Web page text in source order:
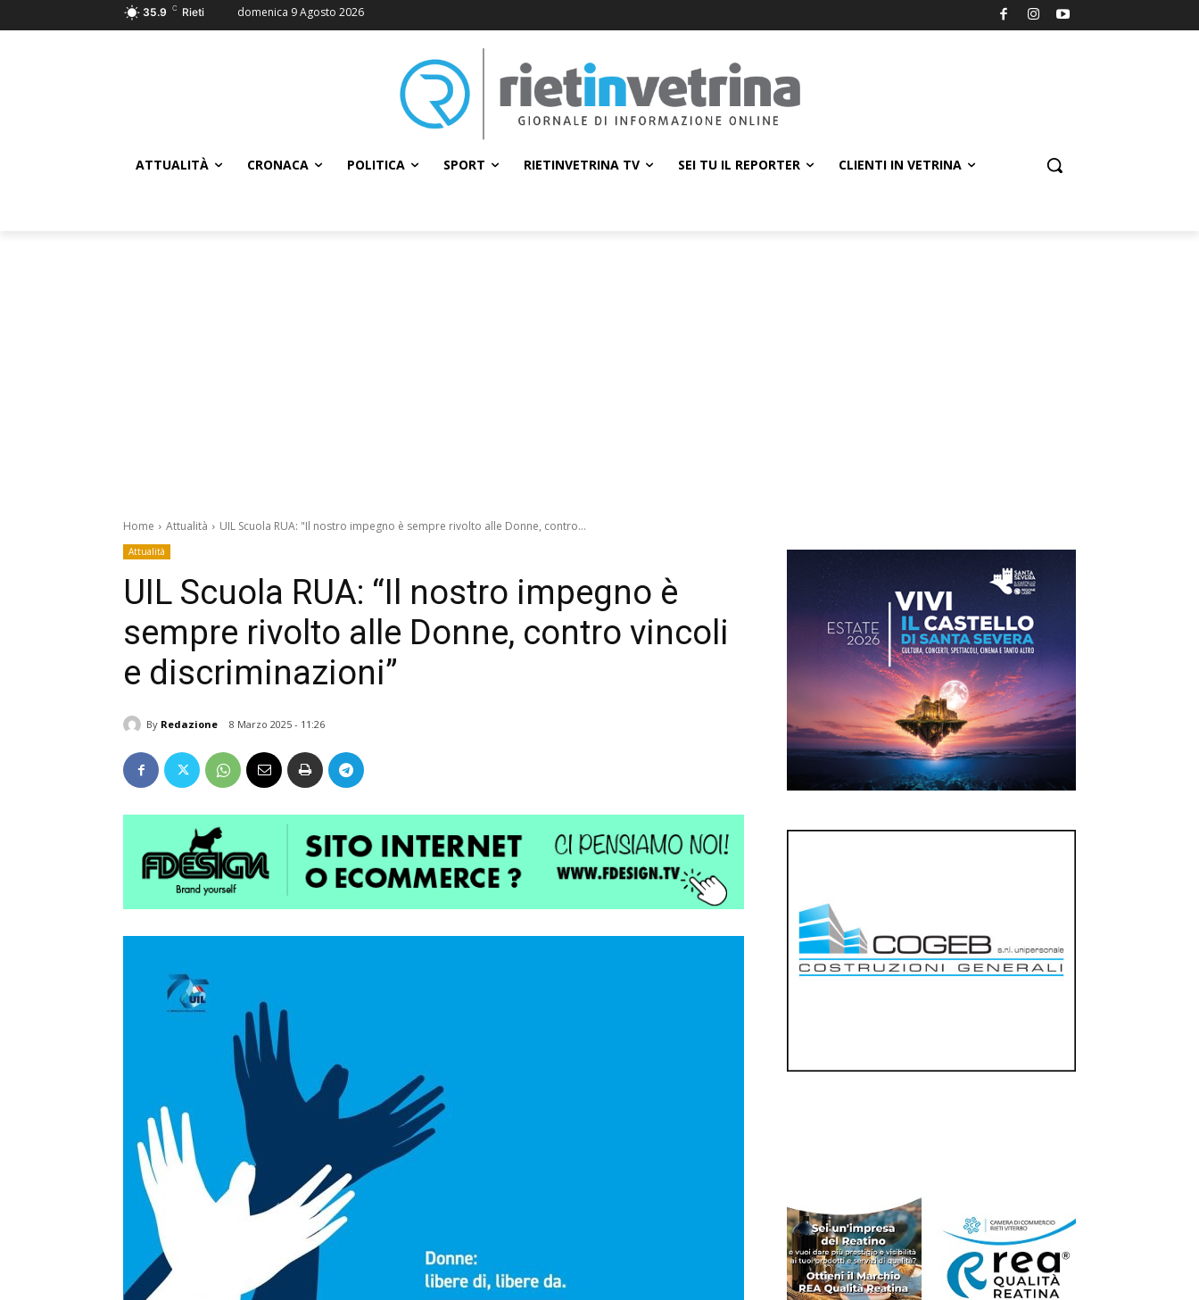
35.9 C Rieti domenica 9 Agosto 2026
ATTUALITÀ CRONACA POLITICA SPORT RIETINVETRINA TV SEI TU IL REPORTER CLIENTI IN VETRINA
Home Attualità UIL Scuola RUA: "Il nostro impegno è sempre rivolto alle Donne, contro...
Attualità
UIL Scuola RUA: “Il nostro impegno è
sempre rivolto alle Donne, contro vincoli
e discriminazioni”
By Redazione 8 Marzo 2025 - 11:26